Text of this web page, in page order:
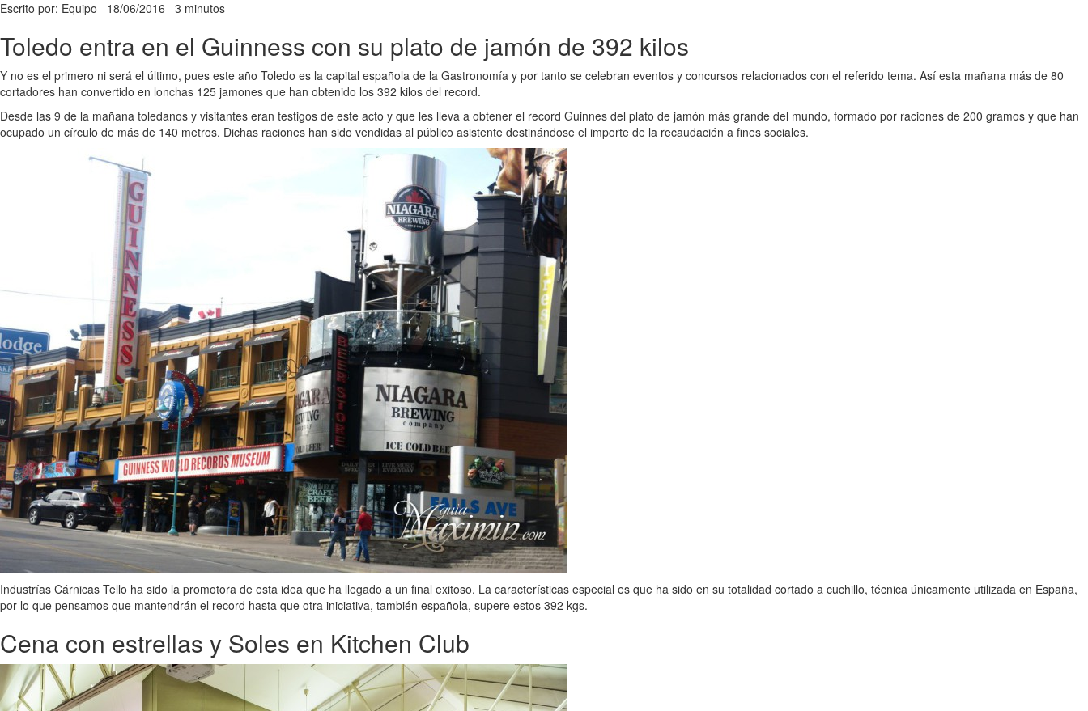
Escrito por: Equipo 18/06/2016 3 minutos
Toledo entra en el Guinness con su plato de jamón de 392 kilos
Y no es el primero ni será el último, pues este año Toledo es la capital española de la Gastronomía y por tanto se celebran eventos y concursos relacionados con el referido tema. Así esta mañana más de 80
cortadores han convertido en lonchas 125 jamones que han obtenido los 392 kilos del record.
Desde las 9 de la mañana toledanos y visitantes eran testigos de este acto y que les lleva a obtener el record Guinnes del plato de jamón más grande del mundo, formado por raciones de 200 gramos y que han
ocupado un círculo de más de 140 metros. Dichas raciones han sido vendidas al público asistente destinándose el importe de la recaudación a fines sociales.
Industrías Cárnicas Tello ha sido la promotora de esta idea que ha llegado a un final exitoso. La características especial es que ha sido en su totalidad cortado a cuchillo, técnica únicamente utilizada en España,
por lo que pensamos que mantendrán el record hasta que otra iniciativa, también española, supere estos 392 kgs.
Cena con estrellas y Soles en Kitchen Club